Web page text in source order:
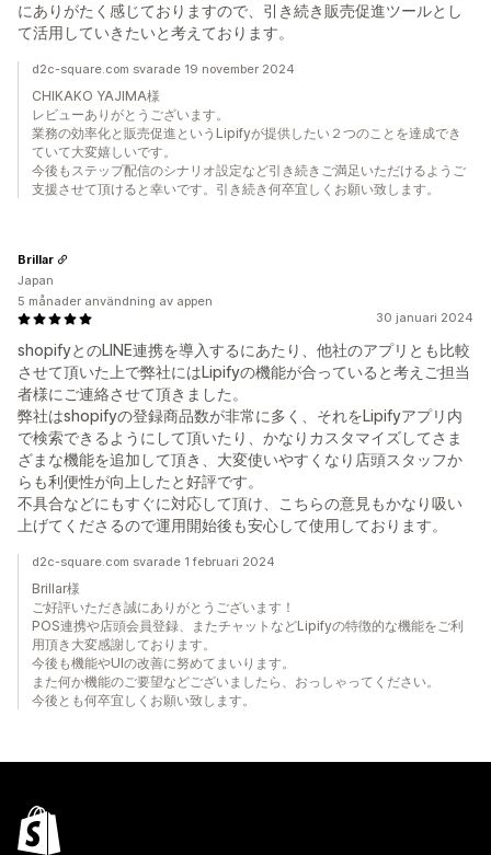
にありがたく感じておりますので、引き続き販売促進ツールとし
て活用していきたいと考えております。
d2c-square.com svarade 19 november 2024
CHIKAKO YAJIMA様
レビューありがとうございます。
業務の効率化と販売促進というLipifyが提供したい２つのことを達成でき
ていて大変嬉しいです。
今後もステップ配信のシナリオ設定など引き続きご満足いただけるようご
支援させて頂けると幸いです。引き続き何卒宜しくお願い致します。
30 januari 2024
shopifyとのLINE連携を導入するにあたり、他社のアプリとも比較
させて頂いた上で弊社にはLipifyの機能が合っていると考えご担当
者様にご連絡させて頂きました。
弊社はshopifyの登録商品数が非常に多く、それをLipifyアプリ内
で検索できるようにして頂いたり、かなりカスタマイズしてさま
ざまな機能を追加して頂き、大変使いやすくなり店頭スタッフか
らも利便性が向上したと好評です。
不具合などにもすぐに対応して頂け、こちらの意見もかなり吸い
上げてくださるので運用開始後も安心して使用しております。
Brillar
Japan
5 månader användning av appen
d2c-square.com svarade 1 februari 2024
Brillar様
ご好評いただき誠にありがとうございます！
POS連携や店頭会員登録、またチャットなどLipifyの特徴的な機能をご利
用頂き大変感謝しております。
今後も機能やUIの改善に努めてまいります。
また何か機能のご要望などございましたら、おっしゃってください。
今後とも何卒宜しくお願い致します。